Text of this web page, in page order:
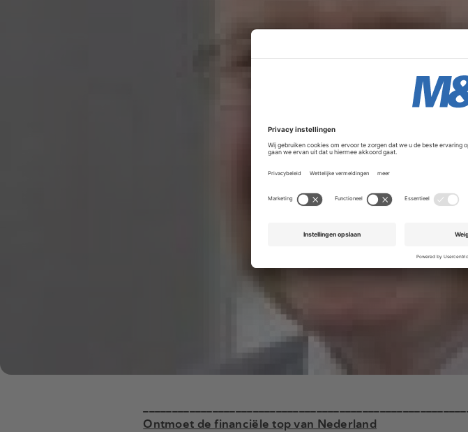
Ontmoet de financiële top van Nederland